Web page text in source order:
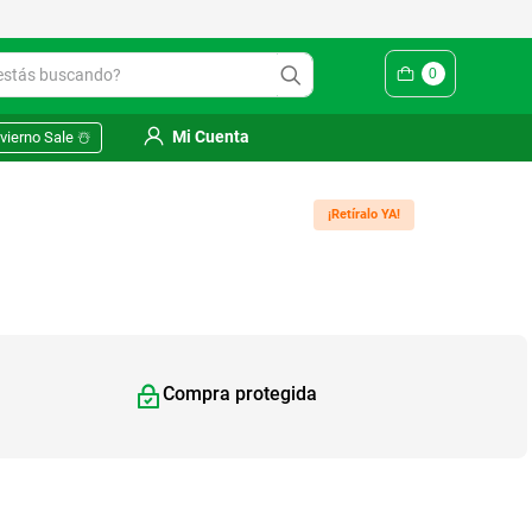
buscando? 0
Sale ☃️ Mi Cuenta
¡Retíralo YA!
Compra protegida